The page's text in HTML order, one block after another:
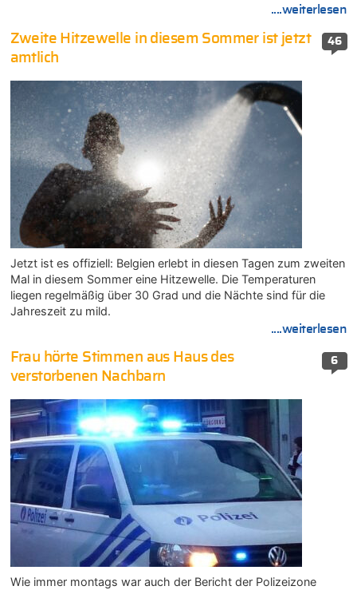
....weiterlesen
46
Zweite Hitzewelle in diesem Sommer ist jetzt
amtlich
Jetzt ist es offiziell: Belgien erlebt in diesen Tagen zum zweiten
Mal in diesem Sommer eine Hitzewelle. Die Temperaturen
liegen regelmäßig über 30 Grad und die Nächte sind für die
Jahreszeit zu mild.
....weiterlesen
6
Frau hörte Stimmen aus Haus des
verstorbenen Nachbarn
Wie immer montags war auch der Bericht der Polizeizone